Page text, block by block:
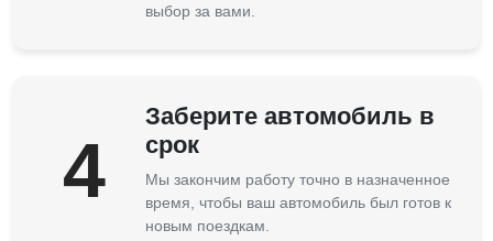
выбор за вами.
4
Заберите автомобиль в
срок
Мы закончим работу точно в назначенное
время, чтобы ваш автомобиль был готов к
новым поездкам.